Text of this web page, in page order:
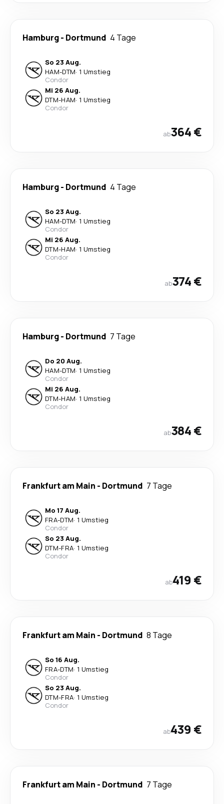
Hamburg- Dortmund 4 Tage
So 23 Aug.
HAM-DTM· 1 Umstieg
Condor
Mi 26 Aug.
DTM-HAM· 1 Umstieg
Condor
ab364 €
Hamburg- Dortmund 4 Tage
So 23 Aug.
HAM-DTM· 1 Umstieg
Condor
Mi 26 Aug.
DTM-HAM· 1 Umstieg
Condor
ab374 €
Hamburg- Dortmund 7 Tage
Do 20 Aug.
HAM-DTM· 1 Umstieg
Condor
Mi 26 Aug.
DTM-HAM· 1 Umstieg
Condor
ab384 €
Frankfurt am Main - Dortmund 7 Tage
Mo 17 Aug.
FRA-DTM· 1 Umstieg
Condor
So 23 Aug.
DTM-FRA· 1 Umstieg
Condor
ab419 €
Frankfurt am Main - Dortmund 8 Tage
So 16 Aug.
FRA-DTM· 1 Umstieg
Condor
So 23 Aug.
DTM-FRA· 1 Umstieg
Condor
ab439 €
Frankfurt am Main - Dortmund 7 Tage